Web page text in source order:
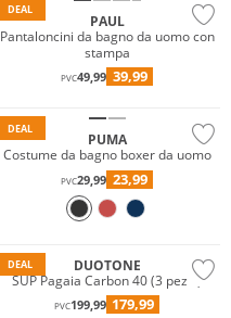
DEAL
PAUL
Pantaloncini da bagno da uomo con
stampa
PVC49,99 39,99
DEAL
PUMA
Costume da bagno boxer da uomo
PVC29,99 23,99
DEAL
DUOTONE
SUP Pagaia Carbon 40 (3 pezzi)
PVC199,99 179,99